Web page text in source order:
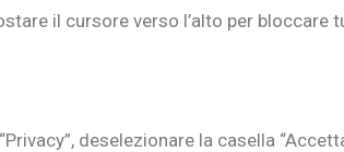
il cursore verso l’alto per bloccare
deselezionare la casella